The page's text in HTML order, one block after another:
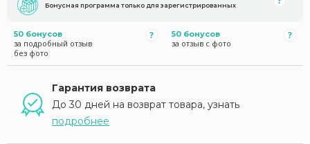
Бонусная программа только для зарегистрированных
50 бонусов
за подробный отзыв
без фото
50 бонусов
за отзыв с фото
Гарантия возврата
До 30 дней на возврат товара, узнать
подробнее